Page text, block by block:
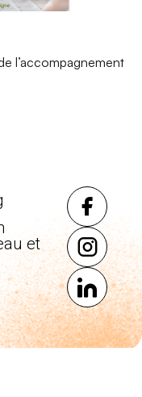
l’accompagnement
et